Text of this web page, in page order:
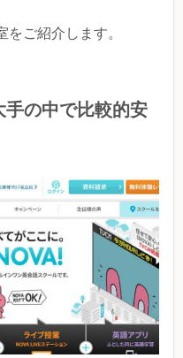
をご紹介します。
手の中で比較的安